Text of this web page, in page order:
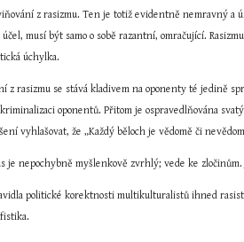
z rasizmu. Ten je totiž evidentně nemravný a
musí být samo o sobě razantní, omračující.
úchylka.
rasizmu se stává kladivem na oponenty té jedině
oponentů. Přitom je ospravedlňována
vyhlašovat, že „Každý běloch je vědomě či
nepochybně myšlenkově zvrhlý; vede ke
politické korektnosti multikulturalistů ihned